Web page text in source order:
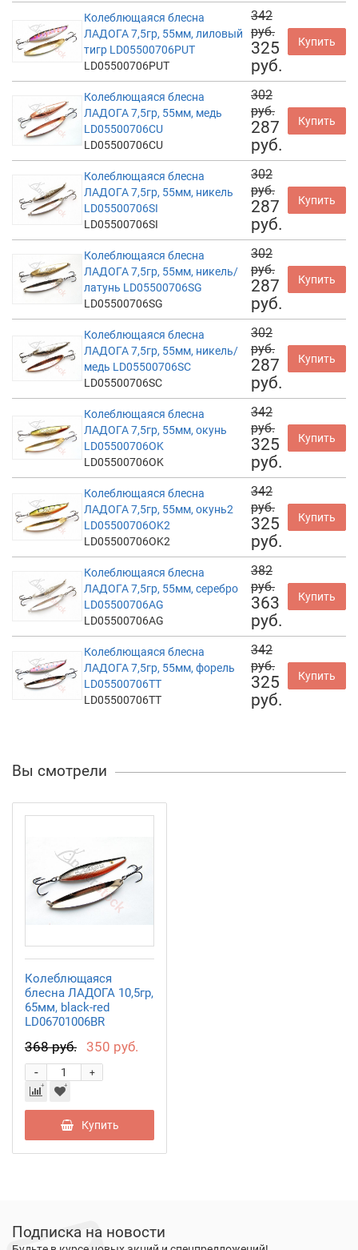
Колеблющаяся блесна
ЛАДОГА 7,5гр, 55мм, лиловый
тигр LD05500706PUT
LD05500706PUT
342
руб.
325
руб.
Купить
Колеблющаяся блесна
ЛАДОГА 7,5гр, 55мм, медь
LD05500706CU
LD05500706CU
302
руб.
287
руб.
Купить
Колеблющаяся блесна
ЛАДОГА 7,5гр, 55мм, никель
LD05500706SI
LD05500706SI
302
руб.
287
руб.
Купить
Колеблющаяся блесна
ЛАДОГА 7,5гр, 55мм, никель/
латунь LD05500706SG
LD05500706SG
302
руб.
287
руб.
Купить
Колеблющаяся блесна
ЛАДОГА 7,5гр, 55мм, никель/
медь LD05500706SC
LD05500706SC
302
руб.
287
руб.
Купить
Колеблющаяся блесна
ЛАДОГА 7,5гр, 55мм, окунь
LD05500706OK
LD05500706OK
342
руб.
325
руб.
Купить
Колеблющаяся блесна
ЛАДОГА 7,5гр, 55мм, окунь2
LD05500706OK2
LD05500706OK2
342
руб.
325
руб.
Купить
Колеблющаяся блесна
ЛАДОГА 7,5гр, 55мм, серебро
LD05500706AG
LD05500706AG
382
руб.
363
руб.
Купить
Колеблющаяся блесна
ЛАДОГА 7,5гр, 55мм, форель
LD05500706TT
LD05500706TT
342
руб.
325
руб.
Купить
Вы смотрели
Колеблющаяся
блесна ЛАДОГА 10,5гр,
65мм, black-red
LD06701006BR
368 руб. 350 руб.
+
-
Купить
Подписка на новости